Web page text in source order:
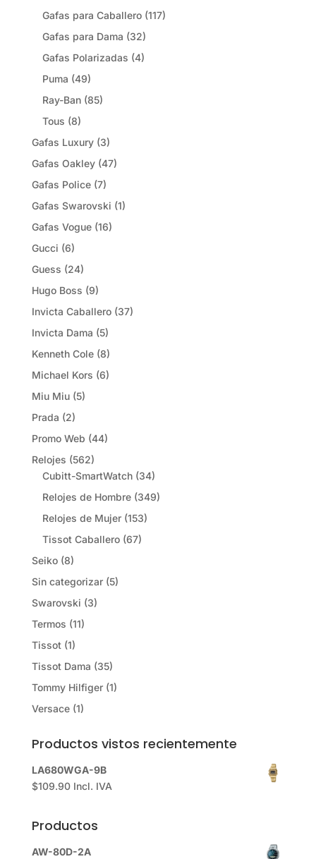
Gafas para Caballero (117)
Gafas para Dama (32)
Gafas Polarizadas (4)
Puma (49)
Ray-Ban (85)
Tous (8)
Gafas Luxury (3)
Gafas Oakley (47)
Gafas Police (7)
Gafas Swarovski (1)
Gafas Vogue (16)
Gucci (6)
Guess (24)
Hugo Boss (9)
Invicta Caballero (37)
Invicta Dama (5)
Kenneth Cole (8)
Michael Kors (6)
Miu Miu (5)
Prada (2)
Promo Web (44)
Relojes (562)
Cubitt-SmartWatch (34)
Relojes de Hombre (349)
Relojes de Mujer (153)
Tissot Caballero (67)
Seiko (8)
Sin categorizar (5)
Swarovski (3)
Termos (11)
Tissot (1)
Tissot Dama (35)
Tommy Hilfiger (1)
Versace (1)
Productos vistos recientemente
LA680WGA-9B
$109.90 Incl. IVA
Productos
AW-80D-2A